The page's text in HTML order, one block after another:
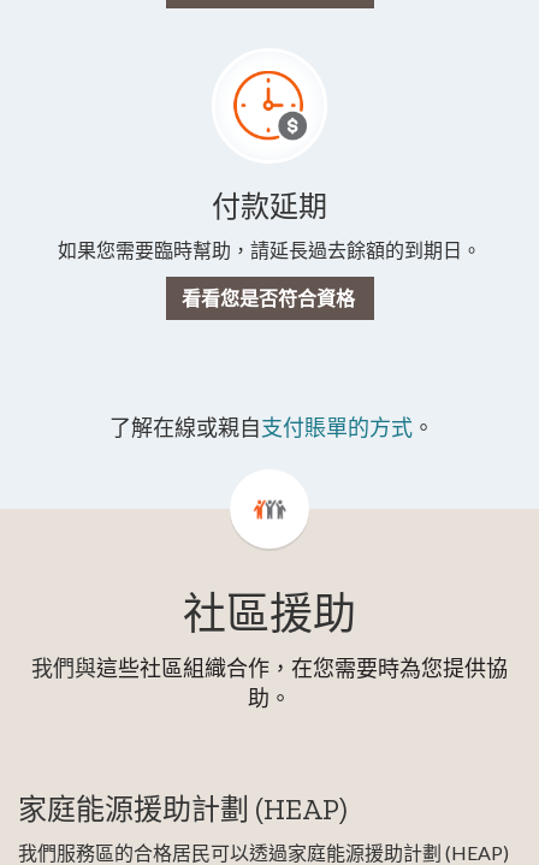
付款延期
如果您需要臨時幫助，請延長過去餘額的到期日。
看看您是否符合資格
了解在線或親自支付賬單的方式。
社區援助
我們與這些社區組織合作，在您需要時為您提供協
助。
家庭能源援助計劃 (HEAP)
我們服務區的合格居民可以透過家庭能源援助計劃 (HEAP)